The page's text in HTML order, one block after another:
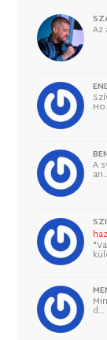
A
d…